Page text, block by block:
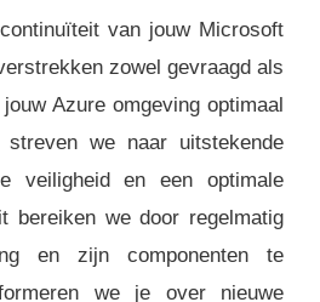
van jouw Microsoft
zowel gevraagd als
Azure omgeving optimaal
we naar uitstekende
veiligheid en een optimale
bereiken we door regelmatig
en zijn componenten te
we je over nieuwe